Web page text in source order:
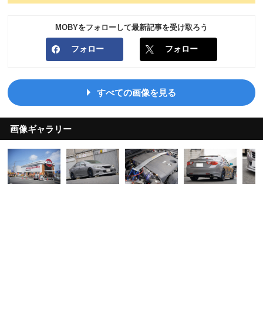
MOBYをフォローして最新記事を受け取ろう
フォロー フォロー
すべての画像を見る
画像ギャラリー